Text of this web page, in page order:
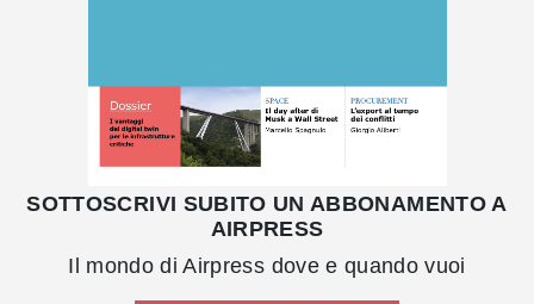
SOTTOSCRIVI SUBITO UN ABBONAMENTO A
AIRPRESS
Il mondo di Airpress dove e quando vuoi